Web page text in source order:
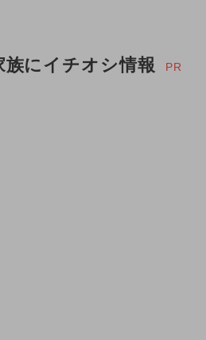
にイチオシ情報 PR